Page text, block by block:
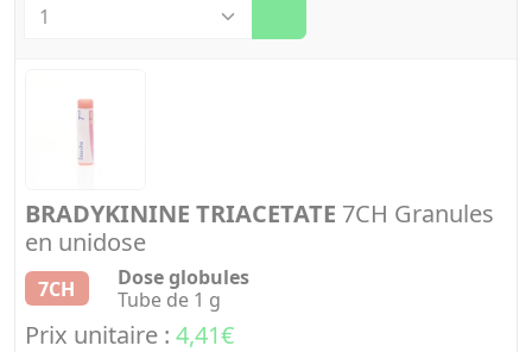
BRADYKININE TRIACETATE 7CH Granules
en unidose
7CH
Dose globules
Tube de 1 g
Prix unitaire : 4,41€